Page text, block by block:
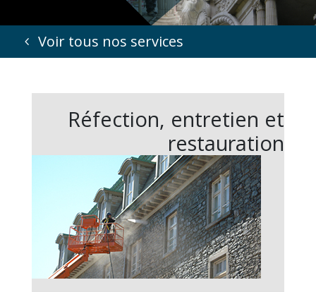
Voir tous nos services
Réfection, entretien et
restauration